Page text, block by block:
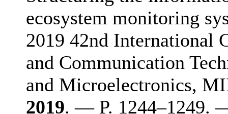
ecosystem monitoring
2019 42nd International
and Communication
and Microelectronics,
2019. — P. 1244–1249.